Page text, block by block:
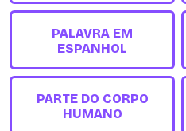
PALAVRA EM
ESPANHOL
PARTE DO CORPO
HUMANO